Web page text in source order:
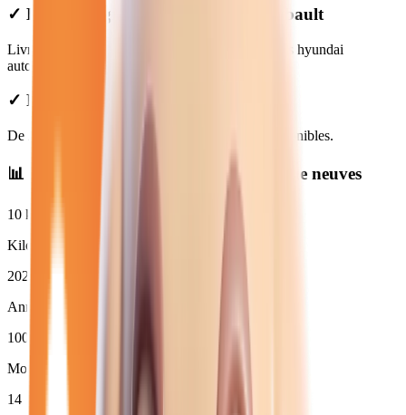
✓ Livraison gratuite à Pontault-Combault
Livraison gratuite à Pontault-Combault. Véhicules hyundai
automatique prêts à partir.
✓ Prix Transparents
De 39 950 €. Financement et LOA disponibles.
📊 Statistiques des hyundai automatique neuves
10 km
Kilométrage moyen
2026
Année moyenne
100
Moins de 3 ans (
14